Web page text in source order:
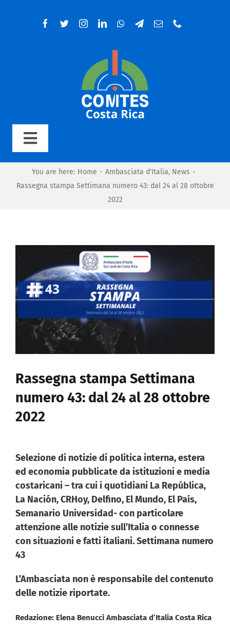
Toggle
Navigation
Home
Galleria fotografica
Sportello Comites
Notizie
You are here: Home - Ambasciata d'Italia, News -
Rassegna stampa Settimana numero 43: dal 24 al 28 ottobre
2022
immagine
Rassegna stampa Settimana
numero 43: dal 24 al 28 ottobre
2022
Selezione di notizie di politica interna, estera
ed economia pubblicate da istituzioni e media
costaricani – tra cui i quotidiani La República,
La Nación, CRHoy, Delfino, El Mundo, El País,
Semanario Universidad- con particolare
attenzione alle notizie sull’Italia o connesse
con situazioni e fatti italiani. Settimana numero
43
L’Ambasciata non è responsabile del contenuto
delle notizie riportate.
Redazione: Elena Benucci Ambasciata d’Italia Costa Rica